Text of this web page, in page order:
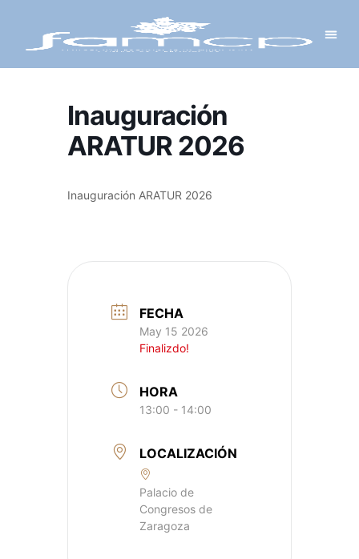
Inauguración
ARATUR 2026
Inauguración ARATUR 2026
FECHA
May 15 2026
Finalizdo!
HORA
13:00 - 14:00
LOCALIZACIÓN
Palacio de
Congresos de
Zaragoza